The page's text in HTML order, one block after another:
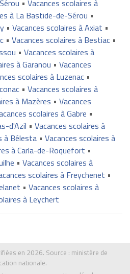
• Vacances scolaires à
à La Bastide-de-Sérou •
• Vacances scolaires à Axiat •
• Vacances scolaires à Bestiac•
• Vacances scolaires à
à Garanou • Vacances
scolaires à Luzenac•
• Vacances scolaires à
à Mazères • Vacances
scolaires à Gabre •
d'Azil • Vacances scolaires à
à Bélesta• Vacances scolaires à
à Carla-de-Roquefort •
• Vacances scolaires à
scolaires à Freychenet •
• Vacances scolaires à
à Leychert
en 2026. Source : ministère de
nationale.